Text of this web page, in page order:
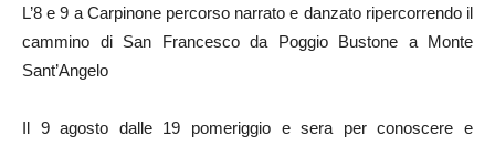
L’8 e 9 a Carpinone percorso narrato e danzato ripercorrendo il
cammino di San Francesco da Poggio Bustone a Monte
Sant’Angelo
Il 9 agosto dalle 19 pomeriggio e sera per conoscere e